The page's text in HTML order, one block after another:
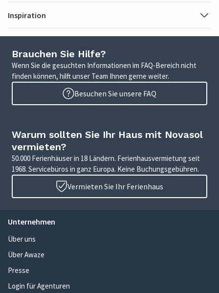
Inspiration
Brauchen Sie Hilfe?
Wenn Sie die gesuchten Informationen im FAQ-Bereich nicht
finden können, hilft unser Team Ihnen gerne weiter.
Besuchen Sie unsere FAQ
Warum sollten Sie Ihr Haus mit Novasol
vermieten?
50.000 Ferienhäuser in 18 Ländern. Ferienhausvermietung seit
1968. Servicebüros in ganz Europa. Keine Buchungsgebühren.
Vermieten Sie Ihr Ferienhaus
Unternehmen
Über uns
Über Awaze
Presse
Login für Agenturen